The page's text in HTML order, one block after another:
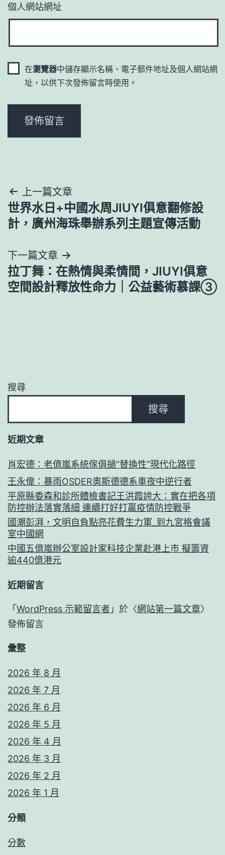
個人網站網址
在瀏覽器中儲存顯示名稱、電子郵件地址及個人網站網
址，以供下次發佈留言時使用。
文
章
覽
上一篇文章
世界水日+中國水周JIUYI俱意翻修設
計，廣州海珠舉辦系列主題宣傳活動
下一篇文章
拉丁舞：在熱情與柔情間，JIUYI俱意
空間設計釋放性命力｜公益藝術慕課③
搜尋
搜尋
近期文章
肖宏德：老億嵐系統傢俱撾“替換性”現代化路徑
王永偉：暴雨OSDER奧斯德德系車夜中逆行者
平原縣委森和診所體檢書記王洪霞誇大：實在把各項
防控辦法落實落細 連續打好打贏疫情防控戰爭
國潮彭湃，文明自負點亮花費生力軍_到九宮格會議
室中國網
中國五億嵐辦公室設計家科技企業赴港上市 擬籌資
逾440億港元
近期留言
「 WordPress 示範留言者 」於〈網站第一篇文章〉
發佈留言
彙整
2026 年 8 月
2026 年 7 月
2026 年 6 月
2026 年 5 月
2026 年 4 月
2026 年 3 月
2026 年 2 月
2026 年 1 月
分類
分數